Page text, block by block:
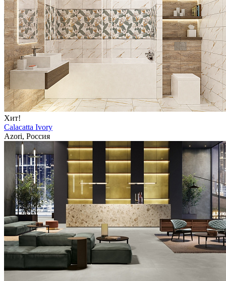
Хит!
Calacatta Ivory
Azori, Россия